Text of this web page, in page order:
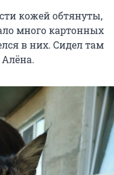
кожей обтянуты,
много картонных
в них. Сидел там
Алёна.